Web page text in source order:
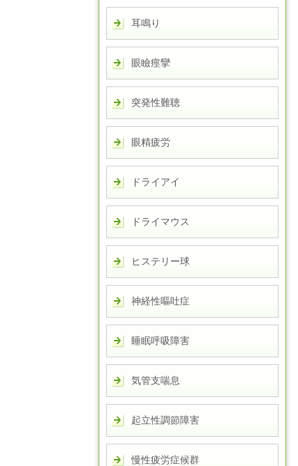
耳鳴り
眼瞼痙攣
突発性難聴
眼精疲労
ドライアイ
ドライマウス
ヒステリー球
神経性嘔吐症
睡眠呼吸障害
気管支喘息
起立性調節障害
慢性疲労症候群